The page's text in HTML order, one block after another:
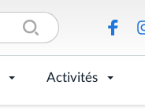
Activités